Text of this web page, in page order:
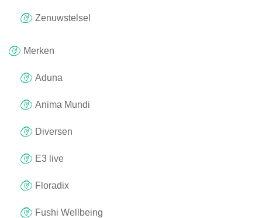
Zenuwstelsel
Merken
Aduna
Anima Mundi
Diversen
E3 live
Floradix
Fushi Wellbeing